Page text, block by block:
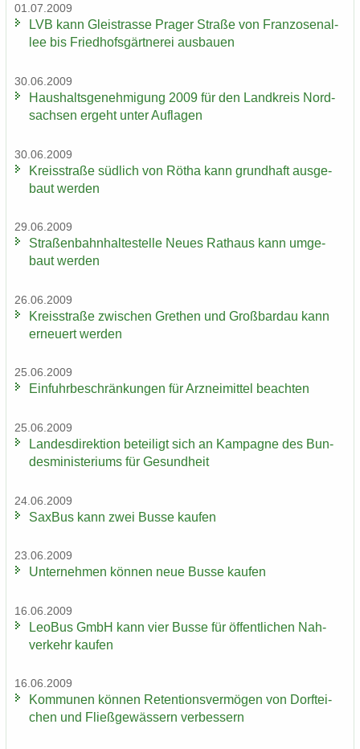
01.07.2009
LVB kann Gleis­tras­se Pra­ger Stra­ße von Fran­zo­sen­al­
lee bis Fried­hofs­gärt­ne­rei aus­bau­en
30.06.2009
Haus­halts­ge­neh­mi­gung 2009 für den Land­kreis Nord­
sach­sen er­geht unter Auf­la­gen
30.06.2009
Kreis­stra­ße süd­lich von Rötha kann grund­haft aus­ge­
baut wer­den
29.06.2009
Stra­ßen­bahn­hal­te­stel­le Neues Rat­haus kann um­ge­
baut wer­den
26.06.2009
Kreis­stra­ße zwi­schen Gre­then und Groß­bardau kann
er­neu­ert wer­den
25.06.2009
Ein­fuhr­be­schrän­kun­gen für Arz­nei­mit­tel be­ach­ten
25.06.2009
Lan­des­di­rek­ti­on be­tei­ligt sich an Kam­pa­gne des Bun­
des­mi­nis­te­ri­ums für Ge­sund­heit
24.06.2009
Sax­Bus kann zwei Busse kau­fen
23.06.2009
Un­ter­neh­men kön­nen neue Busse kau­fen
16.06.2009
LeoBus GmbH kann vier Busse für öf­fent­li­chen Nah­
ver­kehr kau­fen
16.06.2009
Kom­mu­nen kön­nen Re­ten­ti­ons­ver­mö­gen von Dorf­tei­
chen und Fließ­ge­wäs­sern ver­bes­sern